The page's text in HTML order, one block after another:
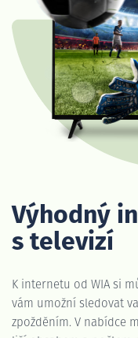
Výhodný
s televizí
K internetu od WIA si
vám umožní sledovat
zpožděním. V nabídce